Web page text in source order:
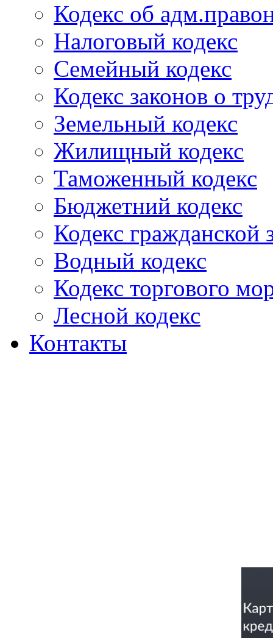
Кодекс об
Налоговый кодекс
Семейный кодекс
Кодекс законов о
Земельный кодекс
Жилищный кодекс
Таможенный кодекс
Бюджетний кодекс
Кодекс гражданской
Водный кодекс
Кодекс торгового
Лесной кодекс
Контакты